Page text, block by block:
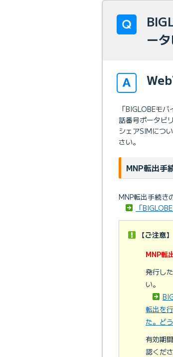
ー
「BIGLOBEモ
話番号ポータビ
シェアSIMにつ
さい。
MNP転出手
MNP転出手続き
「
【ご注意】
MNP転
発行し
い。
転出を
た。ど
有効期
認くださ